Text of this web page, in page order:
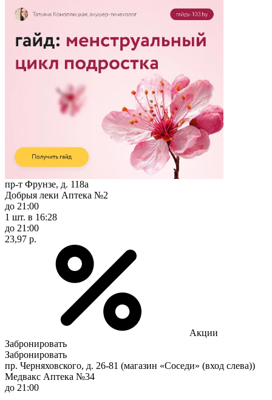
пр-т Фрунзе, д. 118а
Добрыя леки Аптека №2
до 21:00
1 шт. в 16:28
до 21:00
23,97 р.
Акции
Забронировать
Забронировать
пр. Черняховского, д. 26-81 (магазин «Соседи» (вход слева))
Медвакс Аптека №34
до 21:00